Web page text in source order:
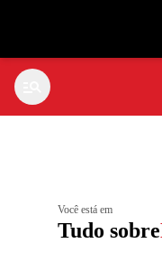
Você está em
Tudo sobre